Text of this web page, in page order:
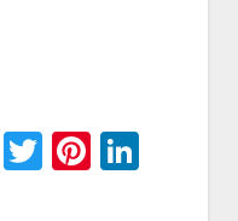
EmailTwitter